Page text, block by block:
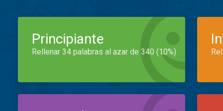
Principiante
Rellenar 34 palabras al azar de 340 (10%)